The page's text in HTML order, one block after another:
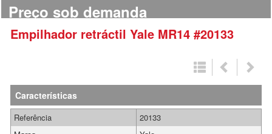
Preço sob demanda
Empilhador retráctil Yale MR14 #20133
Características
Referência
20133